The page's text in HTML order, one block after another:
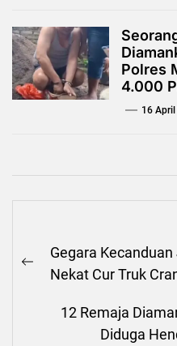
Polres
4.000
16
pos
Previous
Gegara
Nekat Cur Truk
12 Remaja
Diduga